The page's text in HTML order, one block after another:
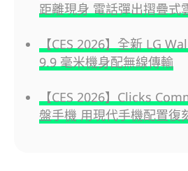
距離現身 電話彈出摺疊式
【CES 2026】全新 LG
9.9 毫米機身配無線傳輸
【CES 2026】Clicks
盤手機 用現代手機配置復